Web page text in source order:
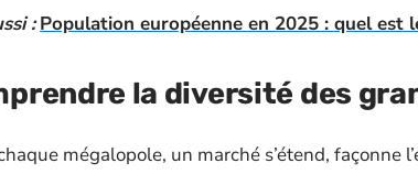
: Population européenne en 2025 : quel est
la diversité des
mégalopole, un marché s’étend, façonne